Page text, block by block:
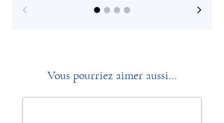
Vous pourriez aimer aussi...